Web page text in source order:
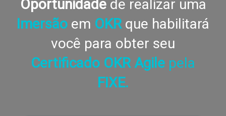
Oportunidade de realizar uma
Imersão em OKR que habilitará
você para obter seu
Certificado OKR Agile pela
FIXE.